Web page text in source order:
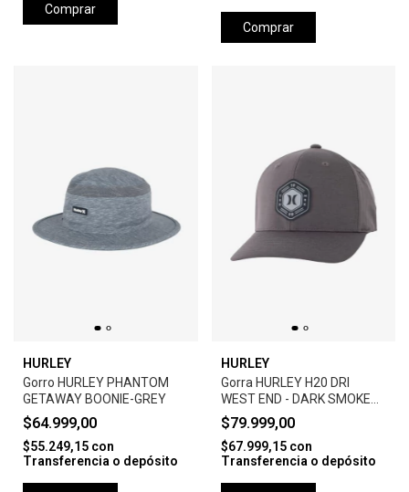
Comprar
Comprar
HURLEY
Gorro HURLEY PHANTOM
GETAWAY BOONIE-GREY
$64.999,00
$55.249,15 con
Transferencia o depósito
HURLEY
Gorra HURLEY H20 DRI
WEST END - DARK SMOKE
GREY
$79.999,00
$67.999,15 con
Transferencia o depósito